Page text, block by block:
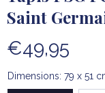
Saint
€49,95
Dimensions: 79 x 51